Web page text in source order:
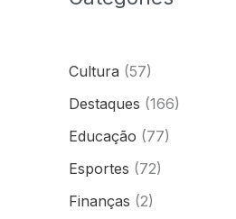
Cultura (57)
Destaques (166)
Educação (77)
Esportes (72)
Finanças (2)